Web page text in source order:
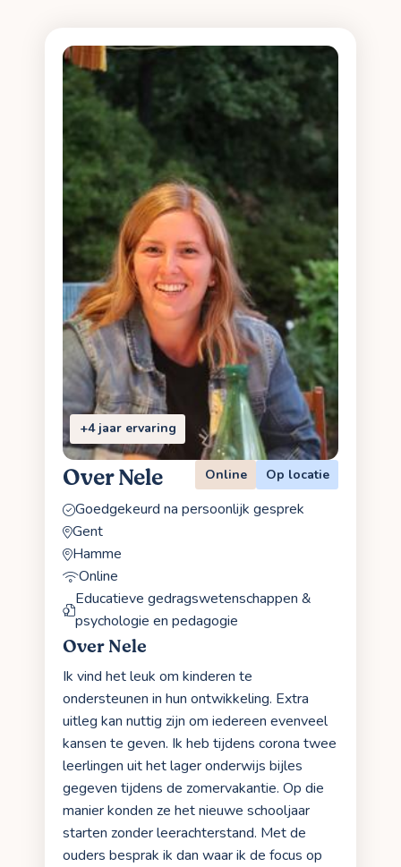
+4 jaar ervaring
Over Nele Online Op locatie
Goedgekeurd na persoonlijk gesprek
Gent
Hamme
Online
Educatieve gedragswetenschappen &
psychologie en pedagogie
Over Nele
Ik vind het leuk om kinderen te
ondersteunen in hun ontwikkeling. Extra
uitleg kan nuttig zijn om iedereen evenveel
kansen te geven. Ik heb tijdens corona twee
leerlingen uit het lager onderwijs bijles
gegeven tijdens de zomervakantie. Op die
manier konden ze het nieuwe schooljaar
starten zonder leerachterstand. Met de
ouders besprak ik dan waar ik de focus op